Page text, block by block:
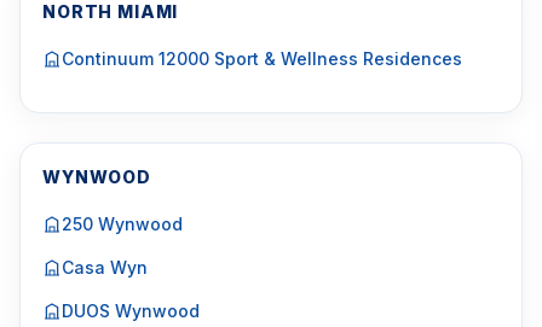
NORTH MIAMI
Continuum 12000 Sport & Wellness Residences
WYNWOOD
250 Wynwood
Casa Wyn
DUOS Wynwood